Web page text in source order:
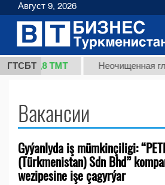
ГТСБТ37,8 ТМТ Неочищенная
Вакансии
Gyýanlyda iş mümkinçiligi:
(Türkmenistan) Sdn Bhd”
wezipesine işe çagyrýar
Август 9, 2026